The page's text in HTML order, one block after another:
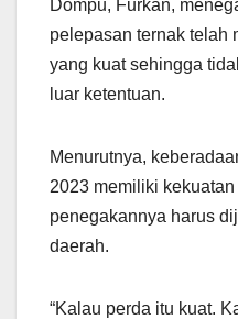
Dompu, Furkan,
pelepasan ternak telah
yang kuat sehingga
luar ketentuan.
Menurutnya,
2023 memiliki
penegakannya harus
daerah.
“Kalau perda itu kuat.